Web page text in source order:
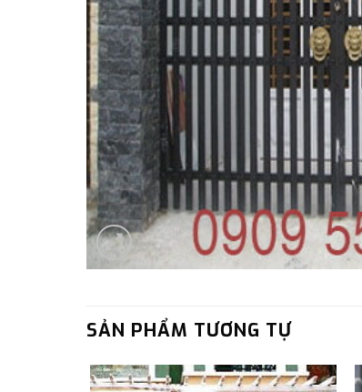
SẢN PHẨM TƯƠNG TỰ